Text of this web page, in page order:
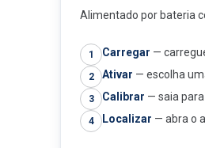
Alimentado por bateria
1 Carregar —
2 Ativar — escolha
3 Calibrar — saia
4 Localizar — abra o